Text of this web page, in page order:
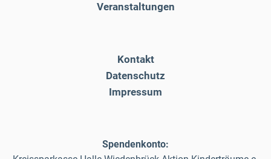
Veranstaltungen
Kontakt
Datenschutz
Impressum
Spendenkonto: